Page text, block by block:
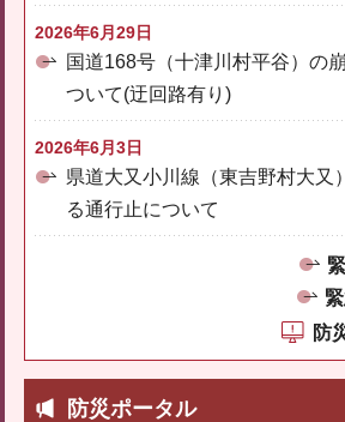
2026年6月29日
国道168号（十津川村平谷）の
ついて(迂回路有り)
2026年6月3日
県道大又小川線（東吉野村大又
る通行止について
防
防災ポータル